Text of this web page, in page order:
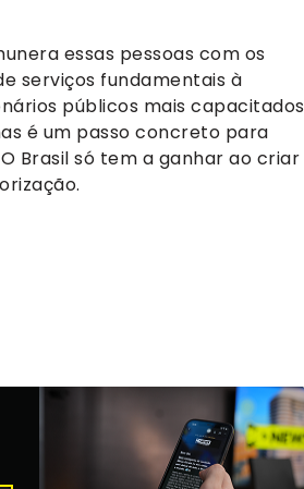
essas pessoas com os
serviços fundamentais à
públicos mais capacitados
é um passo concreto para
Brasil só tem a ganhar ao criar